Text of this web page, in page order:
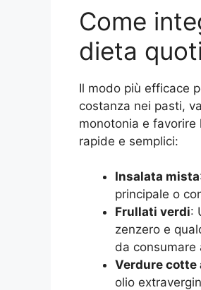
Come
dieta
Il modo più efficace
costanza nei pasti,
monotonia e
rapide e semplici:
Insalata mista
principale o
Frullati verdi:
zenzero e
da consumare
Verdure cotte
olio